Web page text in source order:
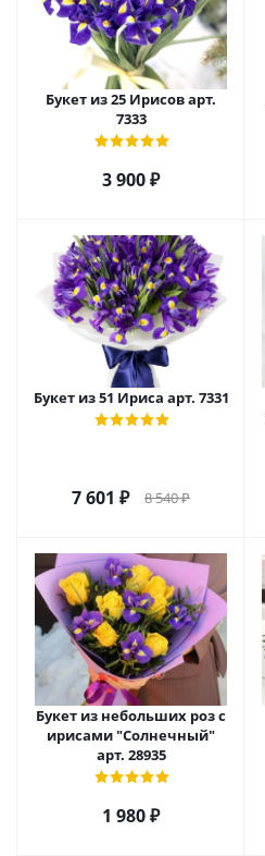
Букет из 25 Ирисов арт.
7333
3 900₽
Букет из 51 Ириса арт. 7331
7 601 ₽ 8 540₽
Букет из небольших роз с
ирисами "Солнечный"
арт. 28935
1 980₽